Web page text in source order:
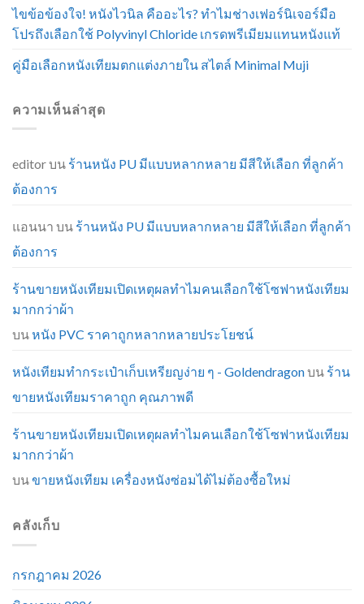
ไขข้อข้องใจ! หนังไวนิล คืออะไร? ทำไมช่างเฟอร์นิเจอร์มือ
โปรถึงเลือกใช้ Polyvinyl Chloride เกรดพรีเมียมแทนหนังแท้
คู่มือเลือกหนังเทียมตกแต่งภายใน สไตล์ Minimal Muji
ความเห็นล่าสุด
editorบน ร้านหนัง PU มีแบบหลากหลาย มีสีให้เลือก ที่ลูกค้า
ต้องการ
แอนนา บน ร้านหนัง PU มีแบบหลากหลาย มีสีให้เลือก ที่ลูกค้า
ต้องการ
ร้านขายหนังเทียมเปิดเหตุผลทำไมคนเลือกใช้โซฟาหนังเทียม
มากกว่าผ้า
บนหนัง PVC ราคาถูกหลากหลายประโยชน์
หนังเทียมทำกระเป๋าเก็บเหรียญง่าย ๆ - Goldendragonบน ร้าน
ขายหนังเทียมราคาถูก คุณภาพดี
ร้านขายหนังเทียมเปิดเหตุผลทำไมคนเลือกใช้โซฟาหนังเทียม
มากกว่าผ้า
บนขายหนังเทียม เครื่องหนังซ่อมได้ไม่ต้องซื้อใหม่
คลังเก็บ
กรกฎาคม 2026